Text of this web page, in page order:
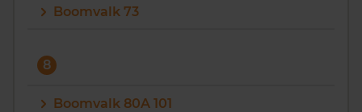
Boomvalk 73
8
Boomvalk 80A 101